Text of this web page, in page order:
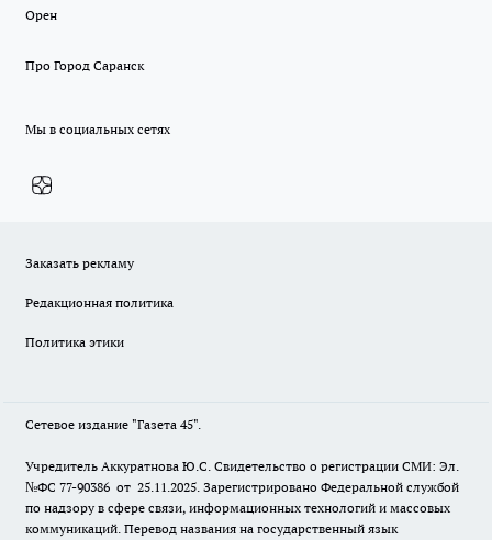
Орен
Про Город Саранск
Мы в социальных сетях
Заказать рекламу
Редакционная политика
Политика этики
Сетевое издание "Газета 45".
Учредитель Аккуратнова Ю.С. Свидетельство о регистрации СМИ: Эл.
№ФС 77-90386 от 25.11.2025. Зарегистрировано Федеральной службой
по надзору в сфере связи, информационных технологий и массовых
коммуникаций. Перевод названия на государственный язык